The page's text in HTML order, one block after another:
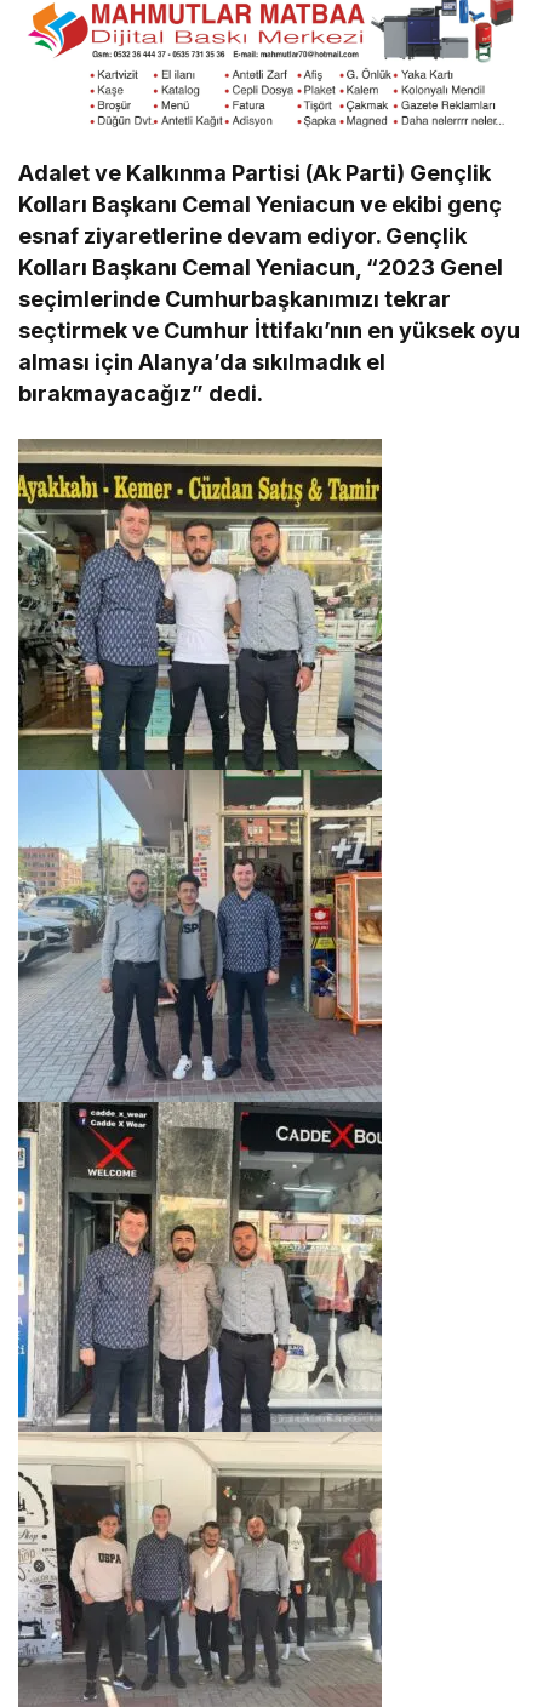
Adalet ve Kalkınma Partisi (Ak Parti) Gençlik
Kolları Başkanı Cemal Yeniacun ve ekibi genç
esnaf ziyaretlerine devam ediyor. Gençlik
Kolları Başkanı Cemal Yeniacun, “2023 Genel
seçimlerinde Cumhurbaşkanımızı tekrar
seçtirmek ve Cumhur İttifakı’nın en yüksek oyu
alması için Alanya’da sıkılmadık el
bırakmayacağız” dedi.